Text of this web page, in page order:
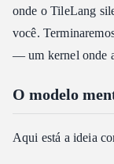
onde o TileLang
você.
— um kernel onde
O modelo
Aqui está a ideia